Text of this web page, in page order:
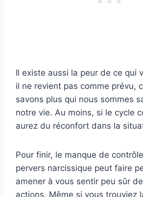
Il existe aussi la peur de ce qui
il ne revient pas comme prévu,
savons plus qui nous sommes
notre vie. Au moins, si le cycle
aurez du réconfort dans la
Pour finir, le manque de
pervers narcissique peut faire
amener à vous sentir peu sûr
actions. Même si vous trouviez